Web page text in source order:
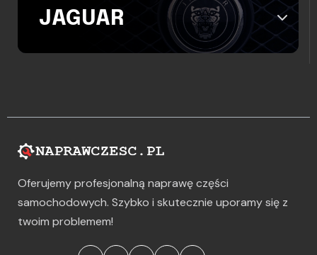
JAGUAR
Oferujemy profesjonalną naprawę części
samochodowych. Szybko i skutecznie uporamy się z
twoim problemem!